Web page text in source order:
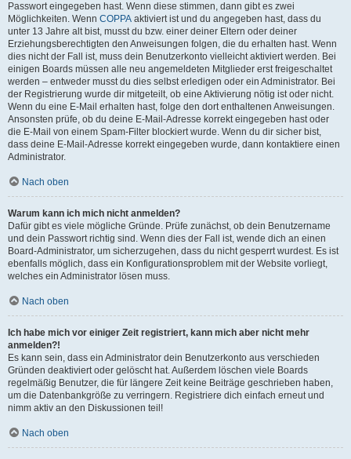
Passwort eingegeben hast. Wenn diese stimmen, dann gibt es zwei
Möglichkeiten. Wenn COPPA aktiviert ist und du angegeben hast, dass du
unter 13 Jahre alt bist, musst du bzw. einer deiner Eltern oder deiner
Erziehungsberechtigten den Anweisungen folgen, die du erhalten hast. Wenn
dies nicht der Fall ist, muss dein Benutzerkonto vielleicht aktiviert werden. Bei
einigen Boards müssen alle neu angemeldeten Mitglieder erst freigeschaltet
werden – entweder musst du dies selbst erledigen oder ein Administrator. Bei
der Registrierung wurde dir mitgeteilt, ob eine Aktivierung nötig ist oder nicht.
Wenn du eine E-Mail erhalten hast, folge den dort enthaltenen Anweisungen.
Ansonsten prüfe, ob du deine E-Mail-Adresse korrekt eingegeben hast oder
die E-Mail von einem Spam-Filter blockiert wurde. Wenn du dir sicher bist,
dass deine E-Mail-Adresse korrekt eingegeben wurde, dann kontaktiere einen
Administrator.
Nach oben
Warum kann ich mich nicht anmelden?
Dafür gibt es viele mögliche Gründe. Prüfe zunächst, ob dein Benutzername
und dein Passwort richtig sind. Wenn dies der Fall ist, wende dich an einen
Board-Administrator, um sicherzugehen, dass du nicht gesperrt wurdest. Es ist
ebenfalls möglich, dass ein Konfigurationsproblem mit der Website vorliegt,
welches ein Administrator lösen muss.
Nach oben
Ich habe mich vor einiger Zeit registriert, kann mich aber nicht mehr
anmelden?!
Es kann sein, dass ein Administrator dein Benutzerkonto aus verschieden
Gründen deaktiviert oder gelöscht hat. Außerdem löschen viele Boards
regelmäßig Benutzer, die für längere Zeit keine Beiträge geschrieben haben,
um die Datenbankgröße zu verringern. Registriere dich einfach erneut und
nimm aktiv an den Diskussionen teil!
Nach oben